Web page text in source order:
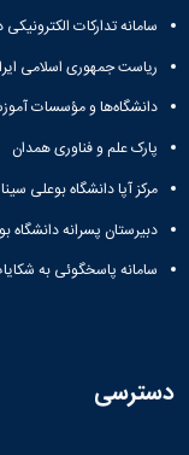
سامانه تدارکات
ریاست جمهوری اسلامی
دانشگاه‌ها و مؤسسات
پارک علم و فناوری همدان
مرکز آپا دانشگاه بوعلی سینا
دبیرستان پسرانه دانشگاه
سامانه پاسخگوئی به
دسترسی